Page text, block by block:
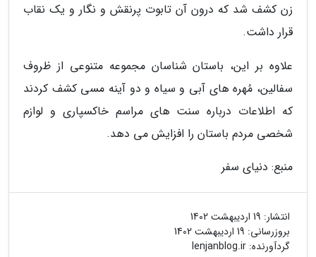
زن کشف شد که درون آن تابوت پرنقش و نگار و یک نقاب
قرار داشت.
علاوه بر این، باستان شناسان مجموعه متنوعی از ظروف
سفالین، مُهره های آبی و سیاه و دو آینه مسی کشف کردند
که اطلاعات درباره سنت های مراسم خاکسپاری و لوازم
شخصی مردم باستان را افزایش می دهد.
منبع: دنیای سفر
انتشار: 19 اردیبهشت 1402
بروزرسانی: 19 اردیبهشت 1402
گردآورنده: lenjanblog.ir